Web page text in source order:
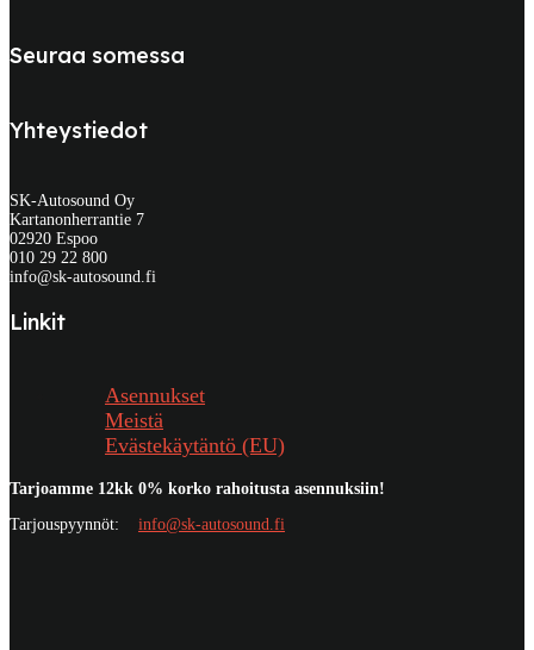
Seuraa somessa
Yhteystiedot
SK-Autosound Oy
Kartanonherrantie 7
02920 Espoo
010 29 22 800
info@sk-autosound.fi
Linkit
Asennukset
Meistä
Evästekäytäntö (EU)
Tarjoamme 12kk 0% korko rahoitusta asennuksiin!
Tarjouspyynnöt: info@sk-autosound.fi